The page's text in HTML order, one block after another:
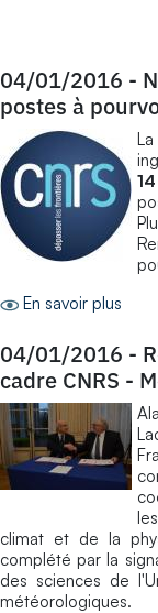
04/01/2016 -
postes à
En savoir plus
04/01/2016 -
cadre CNRS -
climat et de la
complété par la
des sciences de
météorologiques.